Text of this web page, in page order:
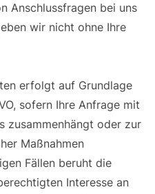
Anschlussfragen bei uns
wir nicht ohne Ihre
erfolgt auf Grundlage
sofern Ihre Anfrage mit
zusammenhängt oder zur
Maßnahmen
Fällen beruht die
Interesse an